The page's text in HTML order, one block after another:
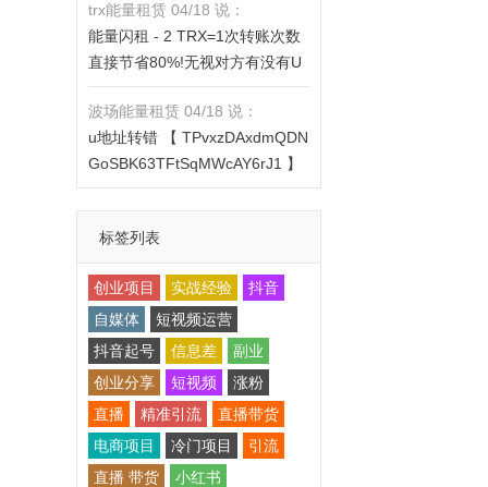
https://jzztrx.com
X的都是钓鱼的骗子- 复制地址
【THXfhfV6ThhYzt7d8mm4KL3
dE5LWBbwb3s】转 2 TRX即可0
手续费转账!TG机器人: @jzzTRX
bot 官网: https://jzztrx.com
trx能量租赁 04/18 说：
能量闪租 - 2 TRX=1次转账次数
直接节省80%!无视对方有没有U
或者是否交易所,低于 2 TRX的都
是钓鱼的骗子- 复制地址【THXfh
fV6ThhYzt7d8mm4KL3dE5LWB
bwb3s】转 2 TRX即可0手续费
转账!TG机器人: @jzzTRXbot 官
波场能量租赁 04/18 说：
u地址转错 【 TPvxzDAxdmQDN
GoSBK63TFtSqMWcAY6rJ1 】
转错请联系TG:@TrxEm
标签列表
创业项目 实战经验
抖音
自媒体
短视频运营
抖音起号
信息差
副业
创业分享
短视频
涨粉
直播
精准引流
直播带货
电商项目
冷门项目
引流
直播 带货
小红书